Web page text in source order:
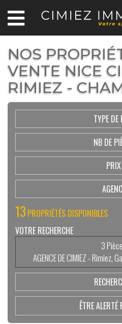
NOS
VENTE NICE
RIMIEZ -
TYPE DE
NB DE
PRIX
13 PROPRIÉTÉS DISPONIBLES
VOTRE RECHERCHE
3
AGENCE DE CIMIEZ - Rimiez,
ÊTRE